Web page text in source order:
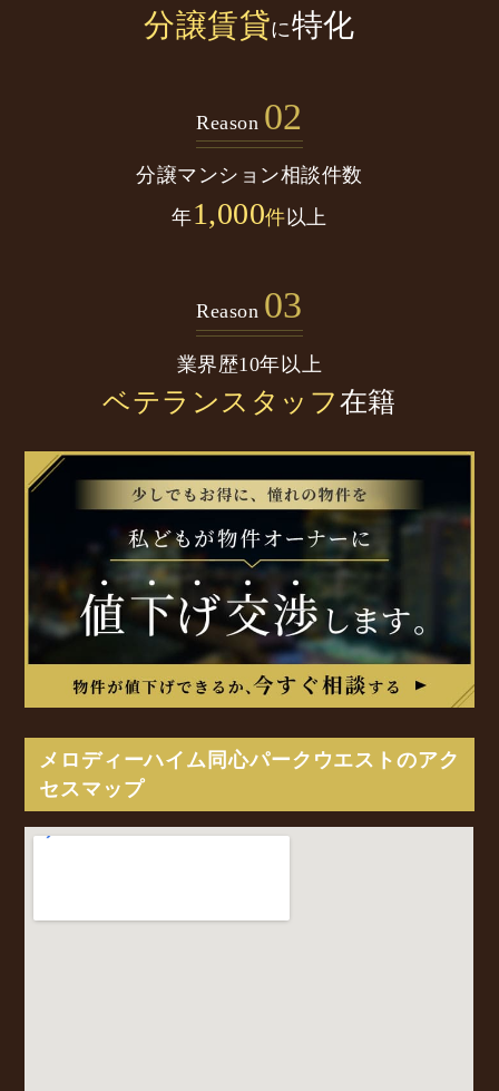
分譲賃貸に特化
Reason 02
分譲マンション相談件数
年1,000件以上
Reason 03
業界歴10年以上
ベテランスタッフ在籍
メロディーハイム同心パークウエストのアク
セスマップ